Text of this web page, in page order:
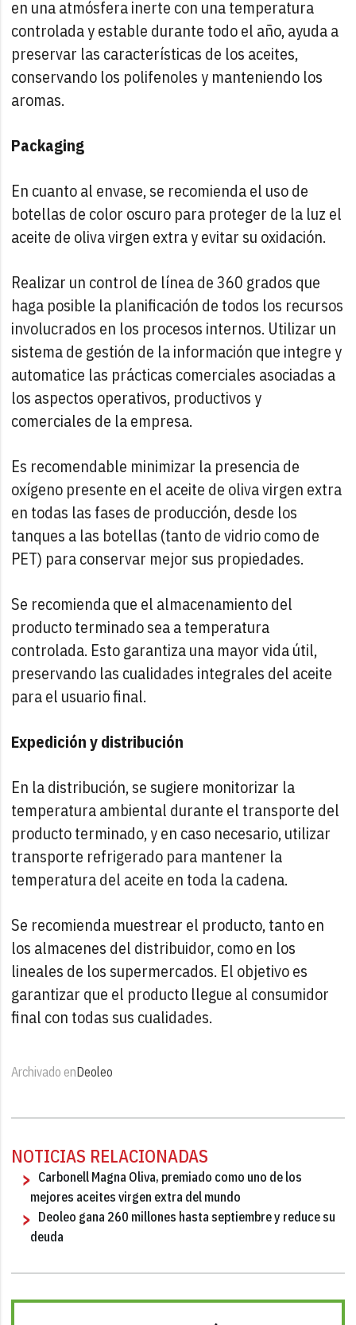
en una atmósfera inerte con una temperatura
controlada y estable durante todo el año, ayuda a
preservar las características de los aceites,
conservando los polifenoles y manteniendo los
aromas.
Packaging
En cuanto al envase, se recomienda el uso de
botellas de color oscuro para proteger de la luz el
aceite de oliva virgen extra y evitar su oxidación.
Realizar un control de línea de 360 grados que
haga posible la planificación de todos los recursos
involucrados en los procesos internos. Utilizar un
sistema de gestión de la información que integre y
automatice las prácticas comerciales asociadas a
los aspectos operativos, productivos y
comerciales de la empresa.
Es recomendable minimizar la presencia de
oxígeno presente en el aceite de oliva virgen extra
en todas las fases de producción, desde los
tanques a las botellas (tanto de vidrio como de
PET) para conservar mejor sus propiedades.
Se recomienda que el almacenamiento del
producto terminado sea a temperatura
controlada. Esto garantiza una mayor vida útil,
preservando las cualidades integrales del aceite
para el usuario final.
Expedición y distribución
En la distribución, se sugiere monitorizar la
temperatura ambiental durante el transporte del
producto terminado, y en caso necesario, utilizar
transporte refrigerado para mantener la
temperatura del aceite en toda la cadena.
Se recomienda muestrear el producto, tanto en
los almacenes del distribuidor, como en los
lineales de los supermercados. El objetivo es
garantizar que el producto llegue al consumidor
final con todas sus cualidades.
Archivado enDeoleo
NOTICIAS RELACIONADAS
Carbonell Magna Oliva, premiado como uno de los
mejores aceites virgen extra del mundo
Deoleo gana 260 millones hasta septiembre y reduce su
deuda